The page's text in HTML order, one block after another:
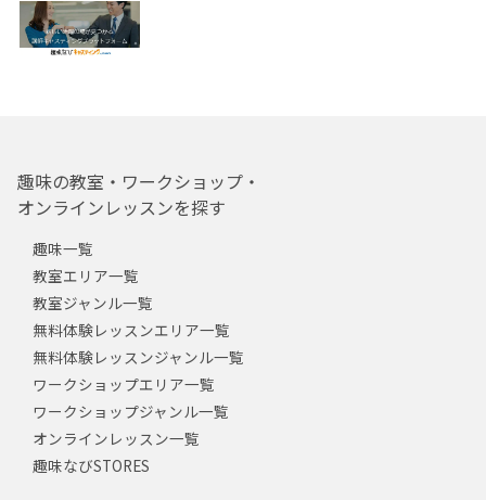
趣味の教室・ワークショップ・
オンラインレッスンを探す
趣味一覧
教室エリア一覧
教室ジャンル一覧
無料体験レッスンエリア一覧
無料体験レッスンジャンル一覧
ワークショップエリア一覧
ワークショップジャンル一覧
オンラインレッスン一覧
趣味なびSTORES